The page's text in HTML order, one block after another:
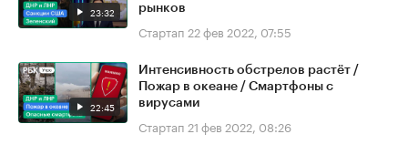
23:32
рынков
Стартап 22 фев 2022, 07:55
22:45
Интенсивность обстрелов растёт /
Пожар в океане / Смартфоны с
вирусами
Стартап 21 фев 2022, 08:26